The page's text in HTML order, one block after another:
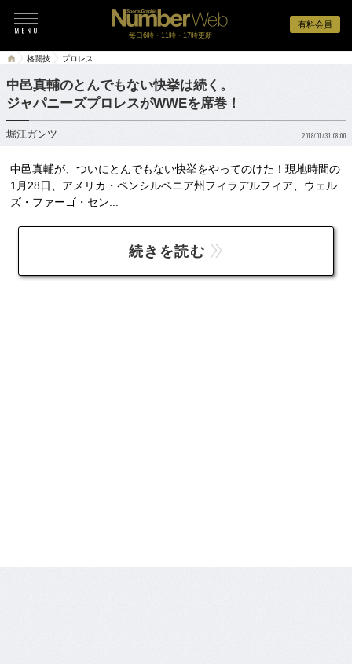
有料会員
毎日6時・11時・17時更新
格闘技 プロレス
中邑真輔のとんでもない快挙は続く。
ジャパニーズプロレスがWWEを席巻！
堀江ガンツ 2018/01/31 08:00
中邑真輔が、ついにとんでもない快挙をやってのけた！現地時間の
1月28日、アメリカ・ペンシルベニア州フィラデルフィア、ウェル
ズ・ファーゴ・セン...
続きを読む